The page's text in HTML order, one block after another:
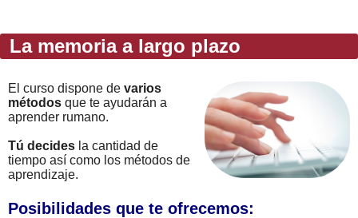
La memoria a largo plazo
El curso dispone de varios
métodos que te ayudarán a
aprender rumano.
Tú decides la cantidad de
tiempo así como los métodos de
aprendizaje.
Posibilidades que te ofrecemos: